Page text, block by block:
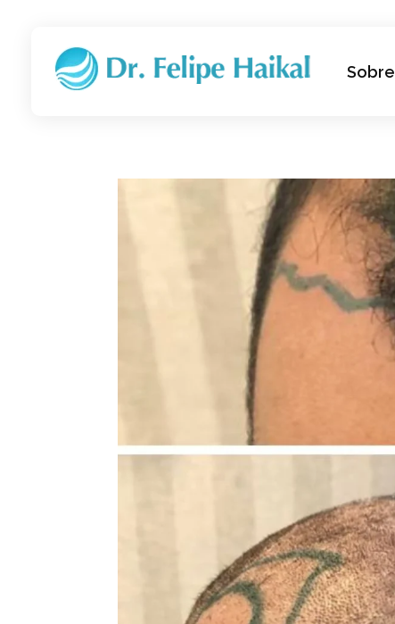
Sobre